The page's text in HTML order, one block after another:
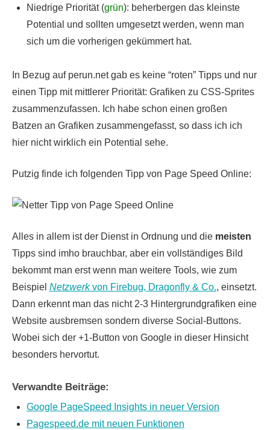
Niedrige Priorität (grün): beherbergen das kleinste
Potential und sollten umgesetzt werden, wenn man
sich um die vorherigen gekümmert hat.
In Bezug auf perun.net gab es keine “roten” Tipps und nur
einen Tipp mit mittlerer Priorität: Grafiken zu CSS-Sprites
zusammenzufassen. Ich habe schon einen großen
Batzen an Grafiken zusammengefasst, so dass ich ich
hier nicht wirklich ein Potential sehe.
Putzig finde ich folgenden Tipp von Page Speed Online:
Alles in allem ist der Dienst in Ordnung und die meisten
Tipps sind imho brauchbar, aber ein vollständiges Bild
bekommt man erst wenn man weitere Tools, wie zum
Beispiel Netzwerkvon Firebug, Dragonfly & Co., einsetzt.
Dann erkennt man das nicht 2-3 Hintergrundgrafiken eine
Website ausbremsen sondern diverse Social-Buttons.
Wobei sich der +1-Button von Google in dieser Hinsicht
besonders hervortut.
Verwandte Beiträge:
Google PageSpeed Insights in neuer Version
Pagespeed.de mit neuen Funktionen